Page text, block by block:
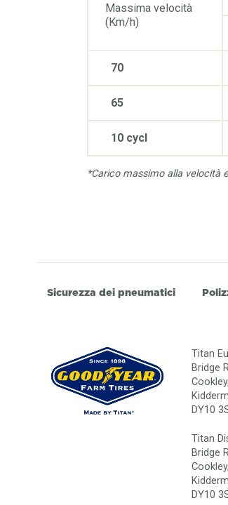
Massima velocità
(Km/h)
70
65
10 cycl
*Carico massimo alla velocità
Sicurezza dei pneumatici
Titan
Bridge
Cookley,
DY10
Titan
Bridge
Cookley,
DY10